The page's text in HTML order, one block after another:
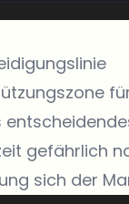
gefährlich
sich der